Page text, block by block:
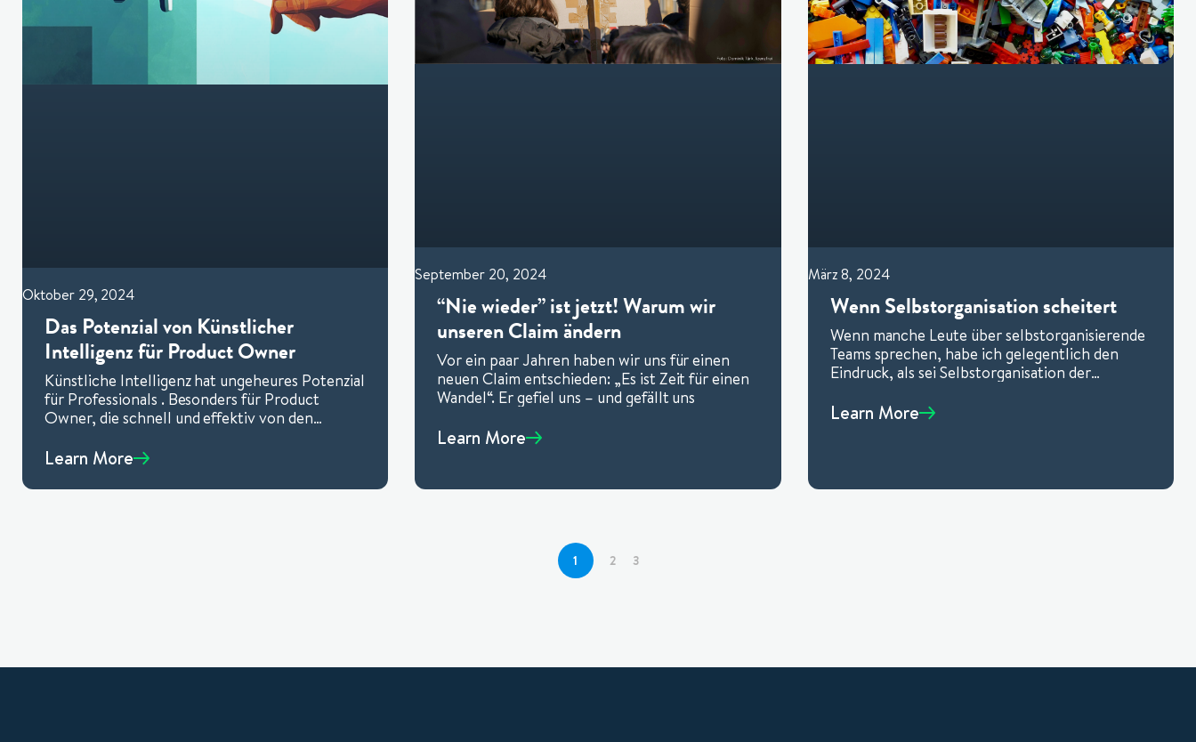
Das Potenzial von Künstlicher
Intelligenz für Product Owner
Künstliche Intelligenz hat ungeheures Potenzial
für Professionals . Besonders für Product
Owner, die schnell und effektiv von den
Learn More
Oktober 29, 2024 “Nie wieder” ist jetzt! Warum wir
unseren Claim ändern
Vor ein paar Jahren haben wir uns für einen
neuen Claim entschieden: „Es ist Zeit für einen
Wandel“. Er gefiel uns – und gefällt uns
Learn More
September 20, 2024
Wenn Selbstorganisation scheitert
Wenn manche Leute über selbstorganisierende
Teams sprechen, habe ich gelegentlich den
Eindruck, als sei Selbstorganisation der
ehrlich: Selbstorganisation
Learn More
März 8, 2024
1 2 3